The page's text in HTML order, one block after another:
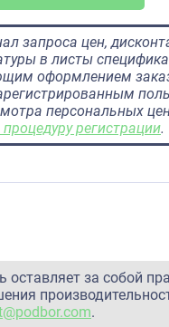
запроса цен,
в листы
оформлением
персональных
регистрации.
оставляет за собой
.